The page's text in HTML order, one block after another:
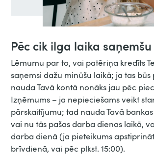
Pēc cik ilga laika
Lēmumu par to, vai patēriņa kredīts
saņemsi dažu minūšu laikā; ja tas būs
nauda Tavā kontā nonāks jau pēc
Izņēmums – ja nepieciešams veikt
pārskaitījumu; tad nauda Tavā
vai nu tās pašas darba dienas laikā,
darba dienā (ja pieteikums
brīvdienā, vai pēc plkst. 15:00).